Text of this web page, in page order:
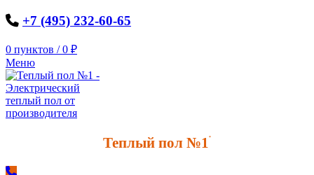
+7 (495) 232-60-65
0 пунктов / 0 ₽
Меню
Теплый пол №1 *